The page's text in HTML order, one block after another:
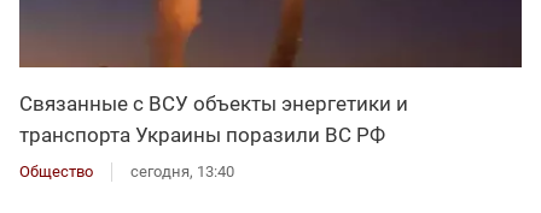
Связанные с ВСУ объекты энергетики и
транспорта Украины поразили ВС РФ
Общество сегодня, 13:40